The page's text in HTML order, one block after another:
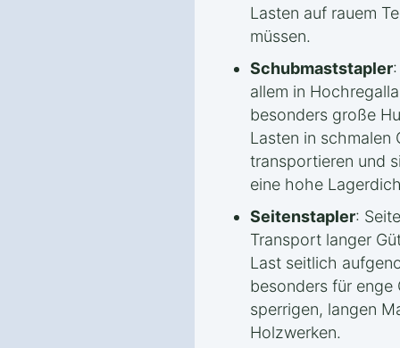
Lasten auf rauem
müssen.
Schubmaststapler
allem in
besonders große
Lasten in schmalen
transportieren und
eine hohe
Seitenstapler:
Transport langer
Last seitlich
besonders für enge
sperrigen, langen
Holzwerken.